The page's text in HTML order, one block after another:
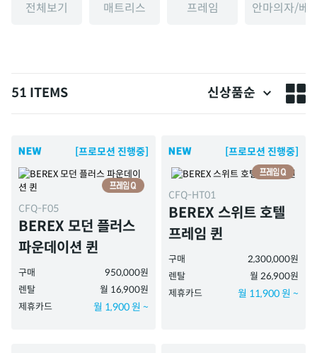
전체보기 매트리스 프레임 안마의자/베
51 ITEMS 신상품순
[프로모션 진행중]
CFQ-F05
BEREX 모던 플러스
파운데이션 퀸
구매
950,000원
렌탈
월 16,900원
제휴카드
월 1,900 원 ~
[프로모션 진행중]
CFQ-HT01
BEREX 스위트 호텔
프레임 퀸
구매
2,300,000원
렌탈
월 26,900원
제휴카드
월 11,900 원 ~